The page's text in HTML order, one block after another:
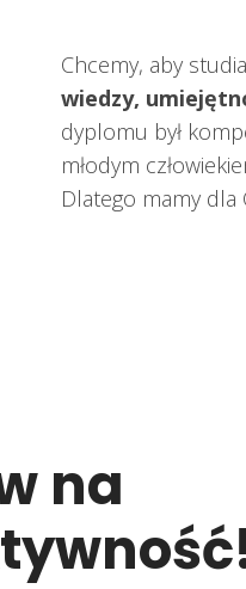
Chcemy, aby
wiedzy,
dyplomu był
młodym
Dlatego mamy
na